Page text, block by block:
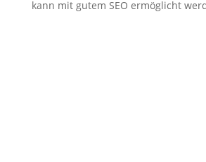
kann mit gutem SEO ermöglicht